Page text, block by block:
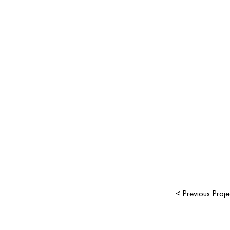
< Previous